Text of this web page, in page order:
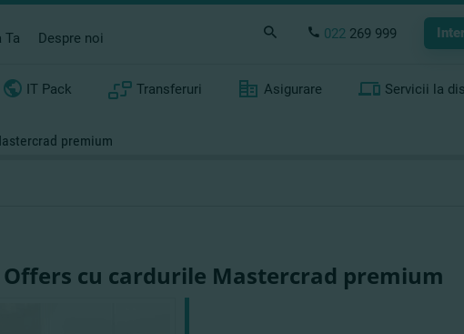
Ta Despre noi 022 269 999
IT Pack Transferuri Asigurare Servicii la
premium
cu cardurile Mastercrad premium